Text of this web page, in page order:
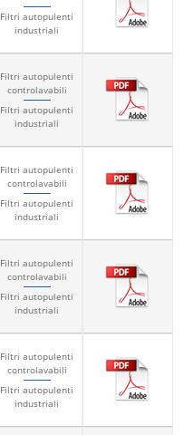
Filtri autopulenti
industriali
Filtri autopulenti
controlavabili
Filtri autopulenti
industriali
Filtri autopulenti
controlavabili
Filtri autopulenti
industriali
Filtri autopulenti
controlavabili
Filtri autopulenti
industriali
Filtri autopulenti
controlavabili
Filtri autopulenti
industriali